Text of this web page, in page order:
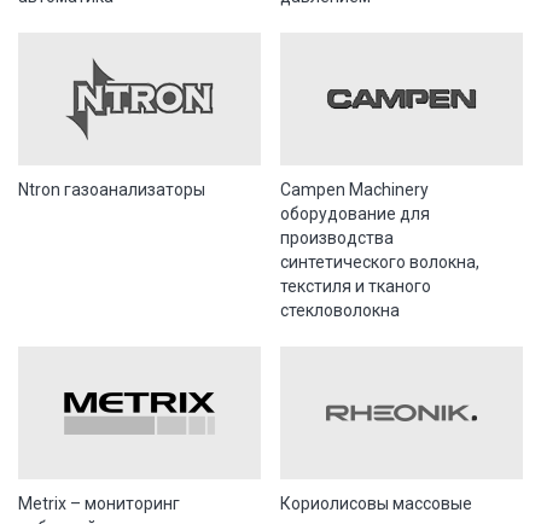
Ntron газоанализаторы
Campen Machinery
оборудование для
производства
синтетического волокна,
текстиля и тканого
стекловолокна
Metrix – мониторинг
Кориолисовы массовые